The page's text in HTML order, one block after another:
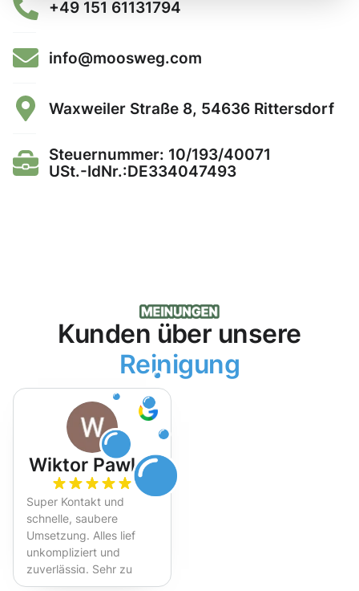
+49 151 61131794
info@moosweg.com
Waxweiler Straße 8, 54636 Rittersdorf
Steuernummer: 10/193/40071
USt.-IdNr.:DE334047493
Kunden über unsere
Reinigung
Wiktor Pawlak
Super Kontakt und
schnelle, saubere
Umsetzung. Alles lief
unkompliziert und
zuverlässig. Sehr zu
empfehlen!